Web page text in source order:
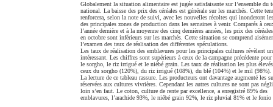
Globalement la situation alimentaire est jugée satisfaisante sur l’ensemble du
national. La baisse des prix des céréales est générale sur les marchés. Cette
renforcera, selon la note de suivi, avec les nouvelles récoltes qui inonderont
des principales zones de production dans les semaines à venir. Comparés à
l’année dernière et à la moyenne des cinq dernières années, les prix des
en octobre sont inférieurs sur les marchés. Cette situation se comprend
l’examen des taux de réalisation des différentes spéculations.
Les taux de réalisation des emblavures pour les principales cultures révèlent
intéressant. Les chiffres sont supérieurs à ceux de la campagne précédente
le sorgho, le riz irrigué et le niébé grain. Les taux de réalisation les plus
ceux du sorgho (120%), du riz irrigué (108%), du blé (104%) et le mil (98%).
La lecture de ce tableau rassure. Les producteurs ont davantage augmenté les
réservées aux cultures vivrières. Cependant les autres cultures ne sont pas
loin s’en faut. Le coton, culture de rente par excellence, a enregistré 89% des
emblavures, l’arachide 93%, le niébé grain 92%, le riz pluvial 81% et le fonio